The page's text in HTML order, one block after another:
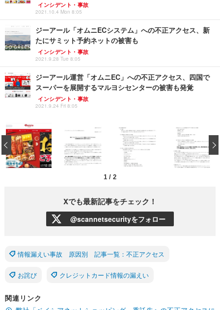
インシデント・事故
2021.10.4 Mon 8:05
ジーアール「オムニECシステム」への不正アクセス、新
たにサミット予約ネットの被害も
インシデント・事故
2021.9.28 Tue 8:05
ジーアール運営「オムニEC」への不正アクセス、四国で
スーパーを展開するマルヨシセンターの被害も発覚
インシデント・事故
2021.9.24 Fri 8:05
1 / 2
‹
Xでも最新記事をチェック！
@scannetsecurityをフォロー
情報漏えい事故 原因別 記事一覧：不正アクセス
お詫び クレジットカード情報の漏えい
関連リンク